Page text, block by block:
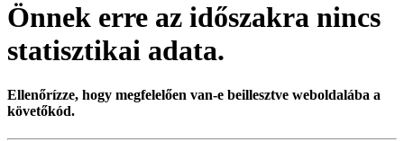
Önnek erre az időszakra nincs
statisztikai adata.
Ellenőrízze, hogy megfelelően van-e beillesztve weboldalába a
követőkód.